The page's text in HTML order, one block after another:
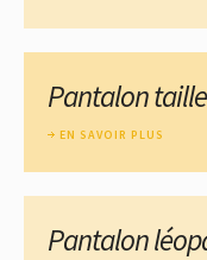
Pantalon
EN SAVOIR PLUS
Pantalon